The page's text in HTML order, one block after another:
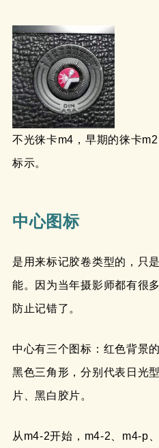
不光徕卡m4，早期的徕卡
标示。
中心图标
是用来标记胶卷类型的，只
能。因为当年摄影师都有很
防止记错了。
中心有三个图标：红色背景
黑色三角形，分别代表日光
片、黑白胶片。
从m4-2开始，m4-2、m4-p